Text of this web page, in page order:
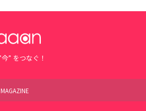
” をつなぐ！
MAGAZINE